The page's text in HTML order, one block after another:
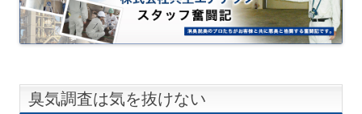
臭気調査は気を抜けない